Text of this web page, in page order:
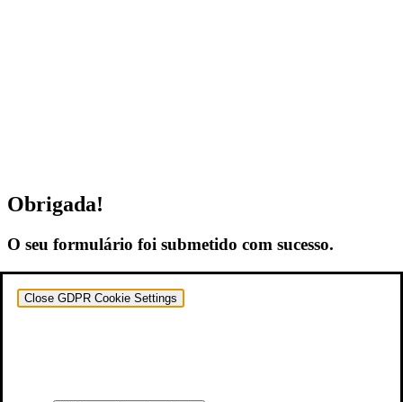
Obrigada!
O seu formulário foi submetido com sucesso.
Close GDPR Cookie Settings